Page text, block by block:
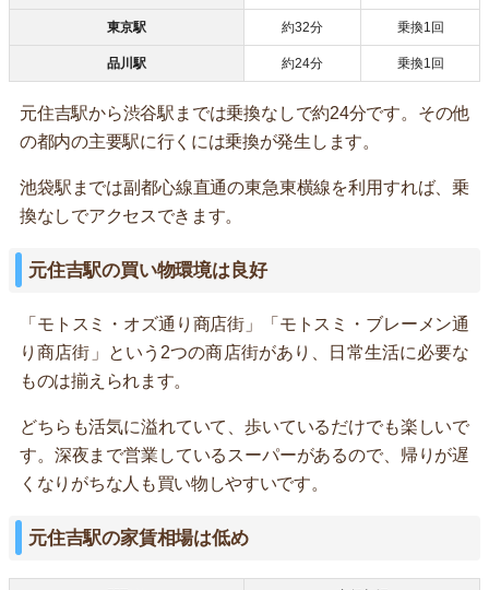
東京駅 約32分 乗換1回
品川駅 約24分 乗換1回
元住吉駅から渋谷駅までは乗換なしで約24分です。その他
の都内の主要駅に行くには乗換が発生します。
池袋駅までは副都心線直通の東急東横線を利用すれば、乗
換なしでアクセスできます。
元住吉駅の買い物環境は良好
「モトスミ・オズ通り商店街」「モトスミ・ブレーメン通
り商店街」という2つの商店街があり、日常生活に必要な
ものは揃えられます。
どちらも活気に溢れていて、歩いているだけでも楽しいで
す。深夜まで営業しているスーパーがあるので、帰りが遅
くなりがちな人も買い物しやすいです。
元住吉駅の家賃相場は低め